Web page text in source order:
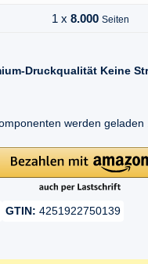
1 x 8.000 Seiten
Druckqualität Keine
werden geladen
GTIN: 4251922750139